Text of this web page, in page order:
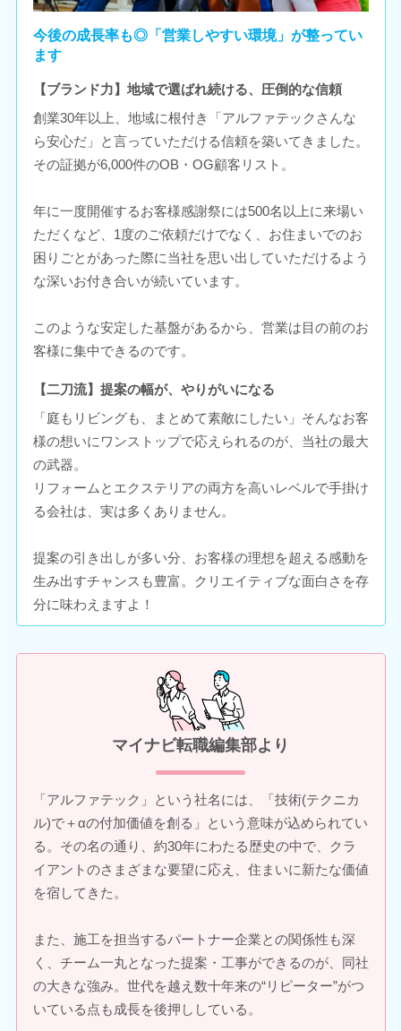
今後の成長率も◎「営業しやすい環境」が整ってい
ます
【ブランド力】地域で選ばれ続ける、圧倒的な信頼
創業30年以上、地域に根付き「アルファテックさんな
ら安心だ」と言っていただける信頼を築いてきました。
その証拠が6,000件のOB・OG顧客リスト。
年に一度開催するお客様感謝祭には500名以上に来場い
ただくなど、1度のご依頼だけでなく、お住まいでのお
困りごとがあった際に当社を思い出していただけるよう
な深いお付き合いが続いています。
このような安定した基盤があるから、営業は目の前のお
客様に集中できるのです。
【二刀流】提案の幅が、やりがいになる
「庭もリビングも、まとめて素敵にしたい」そんなお客
様の想いにワンストップで応えられるのが、当社の最大
の武器。
リフォームとエクステリアの両方を高いレベルで手掛け
る会社は、実は多くありません。
提案の引き出しが多い分、お客様の理想を超える感動を
生み出すチャンスも豊富。クリエイティブな面白さを存
分に味わえますよ！
マイナビ転職編集部より
「アルファテック」という社名には、「技術(テクニカ
ル)で＋αの付加価値を創る」という意味が込められてい
る。その名の通り、約30年にわたる歴史の中で、クラ
イアントのさまざまな要望に応え、住まいに新たな価値
を宿してきた。
また、施工を担当するパートナー企業との関係性も深
く、チーム一丸となった提案・工事ができるのが、同社
の大きな強み。世代を越え数十年来の“リピーター”がつ
いている点も成長を後押ししている。